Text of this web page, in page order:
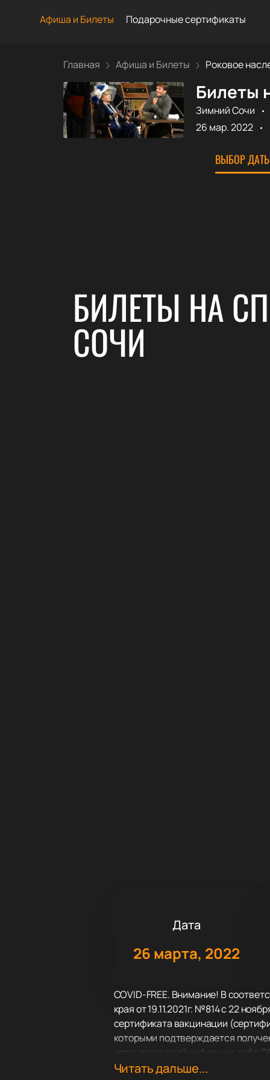
Афиша и Билеты Подарочные сертификаты
Главная Афиша и Билеты Роковое
Билеты
Зимний Сочи
26 мар. 2022
ВЫБОР
БИЛЕТЫ НА
СОЧИ
Дата
26 марта, 2022
COVID-FREE. Внимание! В
края от 19.11.2021г. №814 с 22
сертификата вакцинации
которыми подтверждается
коронавирусной инфекции, либо
заболевании) или медицинского
Читать дальше...